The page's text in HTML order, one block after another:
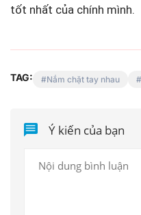
tốt nhất của chính mình.
TAG: Nắm chặt tay nhau
Ý kiến của bạn